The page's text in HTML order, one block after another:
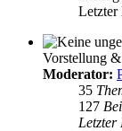
Letzter
Vorstellung
Moderator:
35
127
Letzter